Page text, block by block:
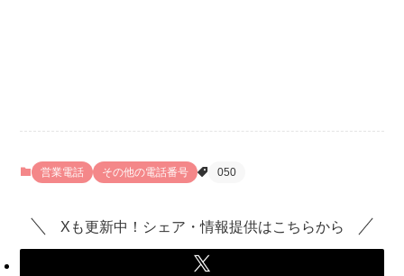
営業電話 その他の電話番号 050
Xも更新中！シェア・情報提供はこちらから